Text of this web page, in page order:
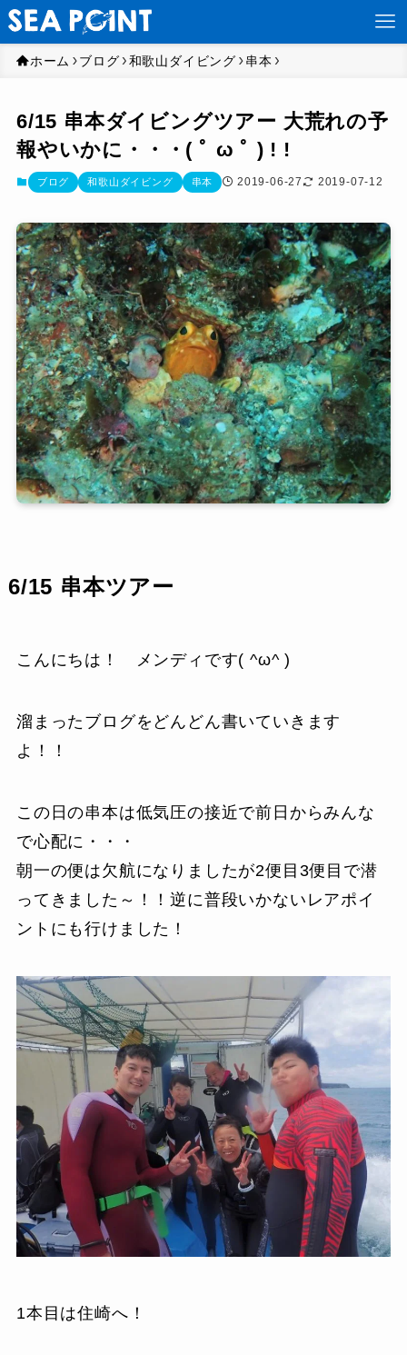
ホーム ブログ 和歌山ダイビング 串本
6/15 串本ダイビングツアー 大荒れの予
報やいかに・・・( ﾟ ω ﾟ ) ! !
ブログ 和歌山ダイビング 串本 2019-06-27 2019-07-12
6/15 串本ツアー
こんにちは！ メンディです( ^ω^ )
溜まったブログをどんどん書いていきます
よ！！
この日の串本は低気圧の接近で前日からみんな
で心配に・・・
朝一の便は欠航になりましたが2便目3便目で潜
ってきました～！！逆に普段いかないレアポイ
ントにも行けました！
1本目は住崎へ！